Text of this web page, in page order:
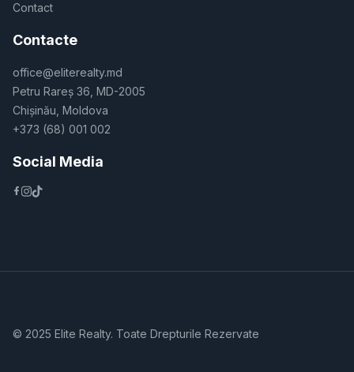
Contact
Contacte
office@eliterealty.md
Petru Rareș 36, MD-2005
Chișinău, Moldova
+373 (68) 001 002
Social Media
© 2025 Elite Realty. Toate Drepturile Rezervate